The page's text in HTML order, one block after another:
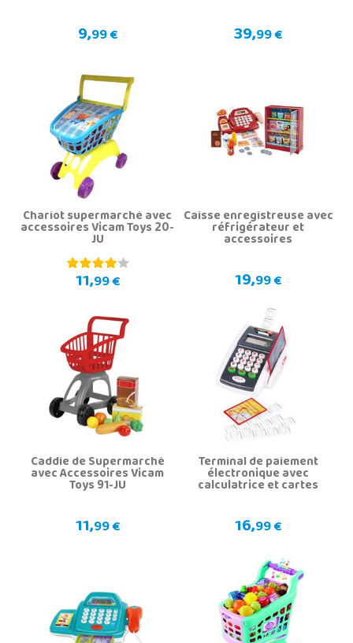
9,99 € 39,99 €
Chariot supermarché avec
accessoires Vicam Toys 20-
JU
11,99 €
Caisse enregistreuse avec
réfrigérateur et
accessoires
19,99 €
Caddie de Supermarché
avec Accessoires Vicam
Toys 91-JU
11,99 €
Terminal de paiement
électronique avec
calculatrice et cartes
16,99 €